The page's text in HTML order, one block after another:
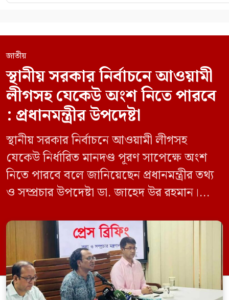
জাতীয়
স্থানীয় সরকার নির্বাচনে আওয়ামী
লীগসহ যেকেউ অংশ নিতে পারবে
: প্রধানমন্ত্রীর উপদেষ্টা
স্থানীয় সরকার নির্বাচনে আওয়ামী লীগসহ
যেকেউ নির্ধারিত মানদণ্ড পূরণ সাপেক্ষে অংশ
নিতে পারবে বলে জানিয়েছেন প্রধানমন্ত্রীর তথ্য
ও সম্প্রচার উপদেষ্টা ডা. জাহেদ উর রহমান।
সম্মেলন কক্ষে এক প্রেস ব্রিফিংয়ে সাংবাদিকদের
এক প্রশ্নের জবাবে তিনি এ কথা বলেন।